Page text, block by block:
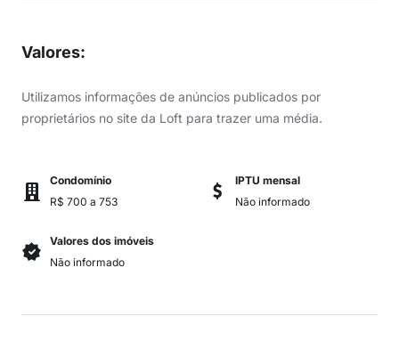
Valores:
Utilizamos informações de anúncios publicados por
proprietários no site da Loft para trazer uma média.
Condomínio
R$ 700 a 753
IPTU mensal
Não informado
Valores dos imóveis
Não informado